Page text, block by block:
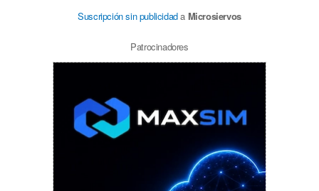
Suscripción sin publicidada Microsiervos
Patrocinadores